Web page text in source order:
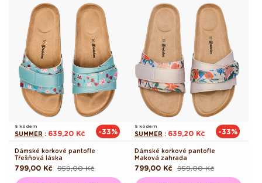
S kódem
SUMMER : 639,20 Kč -33%
Dámské korkové pantofle
Třešňová láska
Běžná
cena
959,00 Kč
Výprodejová
cena
799,00 Kč
S kódem
SUMMER : 639,20 Kč -33%
Dámské korkové pantofle
Maková zahrada
Běžná
cena
959,00 Kč
Výprodejová
cena
799,00 Kč